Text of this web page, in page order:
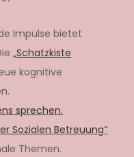
Impulse bietet
„Schatzkiste
kognitive
sprechen.
Sozialen Betreuung“
Themen.